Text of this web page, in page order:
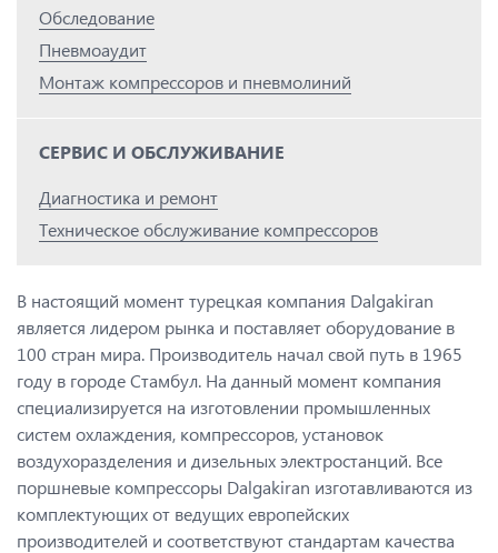
Обследование
Пневмоаудит
Монтаж компрессоров и пневмолиний
СЕРВИС И ОБСЛУЖИВАНИЕ
Диагностика и ремонт
Техническое обслуживание компрессоров
В настоящий момент турецкая компания Dalgakiran
является лидером рынка и поставляет оборудование в
100 стран мира. Производитель начал свой путь в 1965
году в городе Стамбул. На данный момент компания
специализируется на изготовлении промышленных
систем охлаждения, компрессоров, установок
воздухоразделения и дизельных электростанций. Все
поршневые компрессоры Dalgakiran изготавливаются из
комплектующих от ведущих европейских
производителей и соответствуют стандартам качества